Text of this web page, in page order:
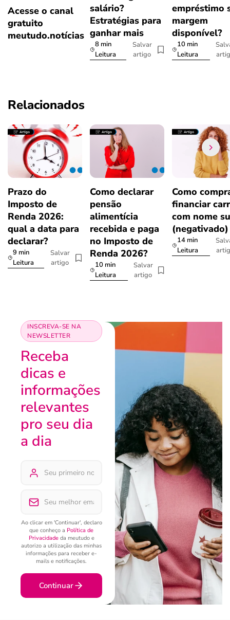
Acesse o canal
gratuito
meutudo.notícias
salário?
Estratégias para
ganhar mais
8 min
Leitura
Salvar
artigo
empréstimo
margem
disponível?
10 min
Leitura
Relacionados
Prazo do
Imposto de
Renda 2026:
qual a data para
declarar?
9 min
Leitura
Salvar
artigo
Como declarar
pensão
alimentícia
recebida e paga
no Imposto de
Renda 2026?
10 min
Leitura
Salvar
artigo
Como
financiar
com nome
(negativado)
14 min
Leitura
INSCREVA-SE NA
NEWSLETTER
Receba
dicas e
informações
relevantes
pro seu dia
a dia
Ao clicar em 'Continuar', declaro
que conheço a Política de
Privacidadeda meutudo e
autorizo a utilização das minhas
informações para receber e-
mails e notificações.
Continuar